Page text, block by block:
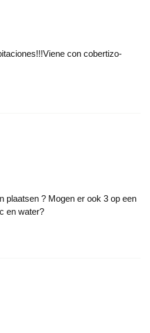
con cobertizo-
plaatsen ? Mogen er ook 3 op een
en water?